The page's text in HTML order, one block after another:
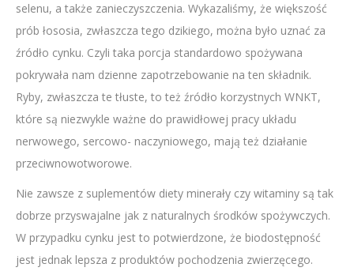
selenu, a także zanieczyszczenia. Wykazaliśmy, że większość
prób łososia, zwłaszcza tego dzikiego, można było uznać za
źródło cynku. Czyli taka porcja standardowo spożywana
pokrywała nam dzienne zapotrzebowanie na ten składnik.
Ryby, zwłaszcza te tłuste, to też źródło korzystnych WNKT,
które są niezwykle ważne do prawidłowej pracy układu
nerwowego, sercowo- naczyniowego, mają też działanie
przeciwnowotworowe.
Nie zawsze z suplementów diety minerały czy witaminy są tak
dobrze przyswajalne jak z naturalnych środków spożywczych.
W przypadku cynku jest to potwierdzone, że biodostępność
jest jednak lepsza z produktów pochodzenia zwierzęcego.